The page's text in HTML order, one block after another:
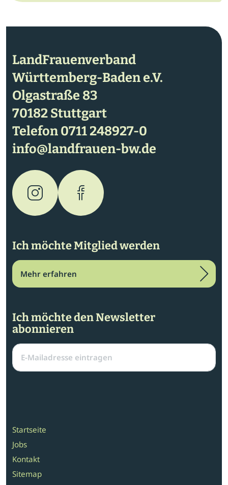
LandFrauenverband
Württemberg-Baden e.V.
Olgastraße 83
70182 Stuttgart
Telefon0711 248927-0
info@landfrauen-bw.de
Ich möchte Mitglied werden
Mehr erfahren
Ich möchte den Newsletter
abonnieren
Startseite
Jobs
Kontakt
Sitemap